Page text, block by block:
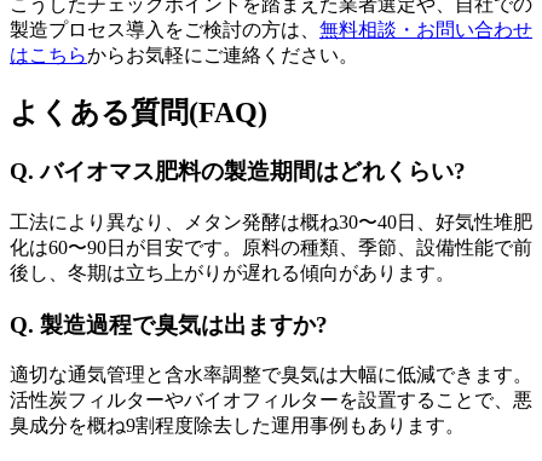
こうしたチェックポイントを踏まえた業者選定や、自社での
製造プロセス導入をご検討の方は、 無料相談・お問い合わせ
はこちらからお気軽にご連絡ください。
よくある質問(FAQ)
Q. バイオマス肥料の製造期間はどれくらい?
工法により異なり、メタン発酵は概ね30〜40日、好気性堆肥
化は60〜90日が目安です。原料の種類、季節、設備性能で前
後し、冬期は立ち上がりが遅れる傾向があります。
Q. 製造過程で臭気は出ますか?
適切な通気管理と含水率調整で臭気は大幅に低減できます。
活性炭フィルターやバイオフィルターを設置することで、悪
臭成分を概ね9割程度除去した運用事例もあります。